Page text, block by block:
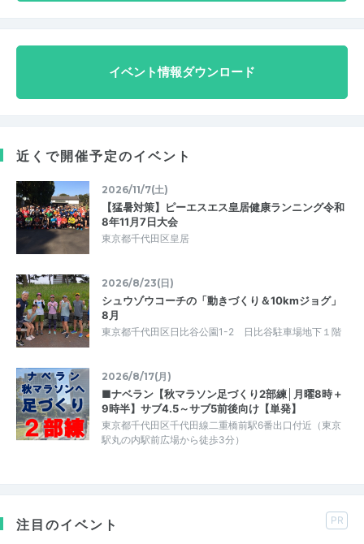
イベント情報ダウンロード
近くで開催予定のイベント
2026/11/7(土)
【猛暑対策】ピーエスエス皇居健康ランニング令和
8年11月7日大会
東京都千代田区皇居
2026/8/23(日)
シュウゾウコーチの「動きづくり＆10kmジョグ」
8月
東京都千代田区日比谷公園1-2 日比谷駐車場地下１階
2026/8/17(月)
■ナベラン【秋マラソン足づくり2部練│月曜8時＋
9時半】サブ4.5～サブ5前後向け【単発】
東京都千代田区千代田線二重橋前駅6番出口付近（東京
駅丸の内駅前広場から徒歩3分）
注目のイベント PR